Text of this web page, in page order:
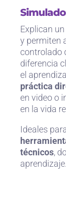
Explican
y permiten
controlado
diferencia
el
práctica
en video o
en la vida
Ideales
técnicos,
aprendizaje.